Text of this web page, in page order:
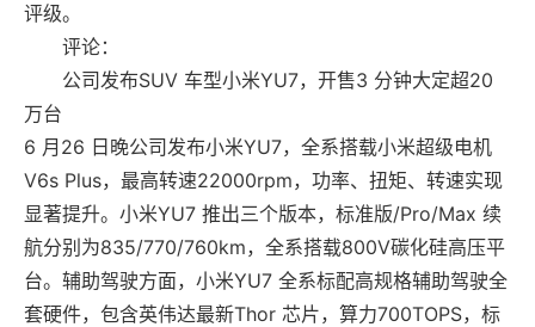
评级。
评论：
公司发布SUV 车型小米YU7，开售3 分钟大定超20
万台
6 月26 日晚公司发布小米YU7，全系搭载小米超级电机
V6s Plus，最高转速22000rpm，功率、扭矩、转速实现
显著提升。小米YU7 推出三个版本，标准版/Pro/Max 续
航分别为835/770/760km，全系搭载800V碳化硅高压平
台。辅助驾驶方面，小米YU7 全系标配高规格辅助驾驶全
套硬件，包含英伟达最新Thor 芯片，算力700TOPS，标